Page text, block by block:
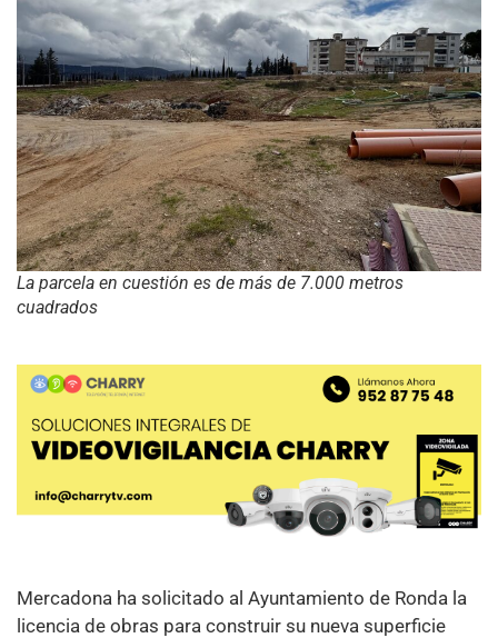
La parcela en cuestión es de más de 7.000 metros
cuadrados
Mercadona ha solicitado al Ayuntamiento de Ronda la
licencia de obras para construir su nueva superficie